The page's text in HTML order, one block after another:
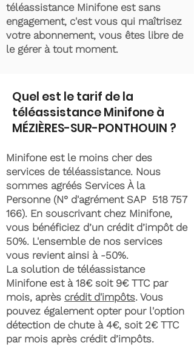
téléassistance Minifone est sans
engagement, c'est vous qui maîtrisez
votre abonnement, vous êtes libre de
le gérer à tout moment.
Quel est le tarif de la
téléassistance Minifone à
MÉZIÈRES-SUR-PONTHOUIN ?
Minifone est le moins cher des
services de téléassistance. Nous
sommes agréés Services À la
Personne (N° d'agrément SAP 518 757
166). En souscrivant chez Minifone,
vous bénéficiez d’un crédit d’impôt de
50%. L'ensemble de nos services
vous revient ainsi à -50%.
La solution de téléassistance
Minifone est à 18€ soit 9€ TTC par
mois, après crédit d'impôts. Vous
pouvez également opter pour l'option
détection de chute à 4€, soit 2€ TTC
par mois après crédit d’impôts.